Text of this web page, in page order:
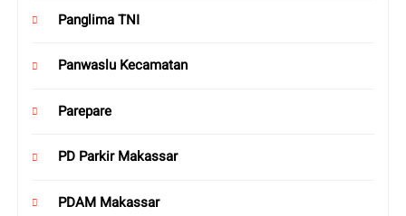
Panglima TNI
Panwaslu Kecamatan
Parepare
PD Parkir Makassar
PDAM Makassar